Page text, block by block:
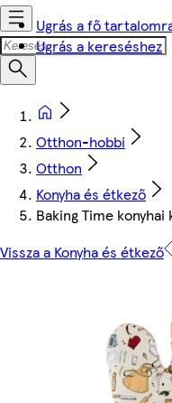
Ugrás a fő
Ugrás a kereséshez
Otthon-hobbi
Otthon
Konyha és étkező
Baking Time konyhai
Vissza a Konyha és étkező